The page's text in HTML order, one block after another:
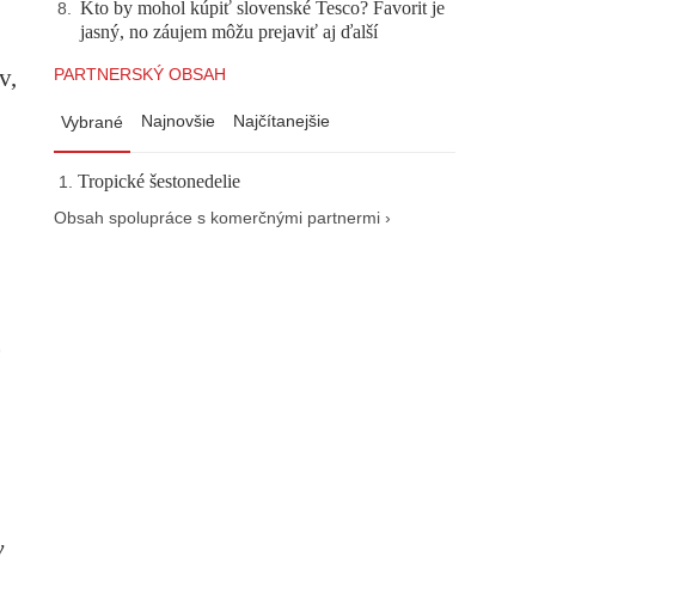
8. Kto by mohol kúpiť slovenské Tesco? Favorit je
jasný, no záujem môžu prejaviť aj ďalší
PARTNERSKÝ OBSAH
Vybrané Najnovšie Najčítanejšie
Tropické šestonedelie
Obsah spolupráce s komerčnými partnermi ›